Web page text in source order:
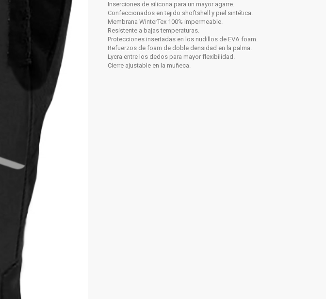
Inserciones de silicona para un mayor agarre.
Confeccionados en tejido shoftshell y piel sintética.
Membrana WinterTex 100% impermeable.
Resistente a bajas temperaturas.
Protecciones insertadas en los nudillos de EVA foam.
Refuerzos de foam de doble densidad en la palma.
Lycra entre los dedos para mayor flexibilidad.
Cierre ajustable en la muñeca.